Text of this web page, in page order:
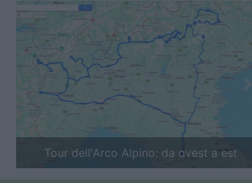
Finlandia in camper: il piccolo sentiero
Previous